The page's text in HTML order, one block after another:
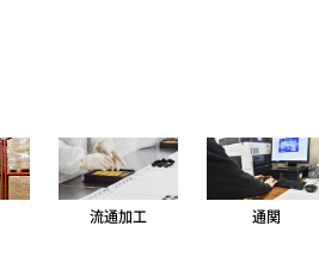
流通加工 通関